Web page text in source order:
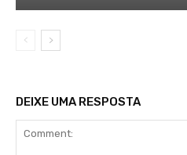
DEIXE UMA RESPOSTA